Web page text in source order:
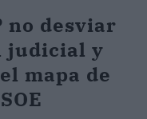
no desviar
judicial y
mapa de